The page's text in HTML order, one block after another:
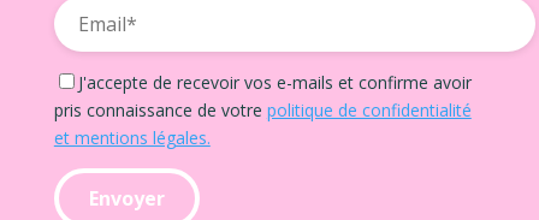
J'accepte de recevoir vos e-mails et confirme avoir
pris connaissance de votre politique de confidentialité
et mentions légales.